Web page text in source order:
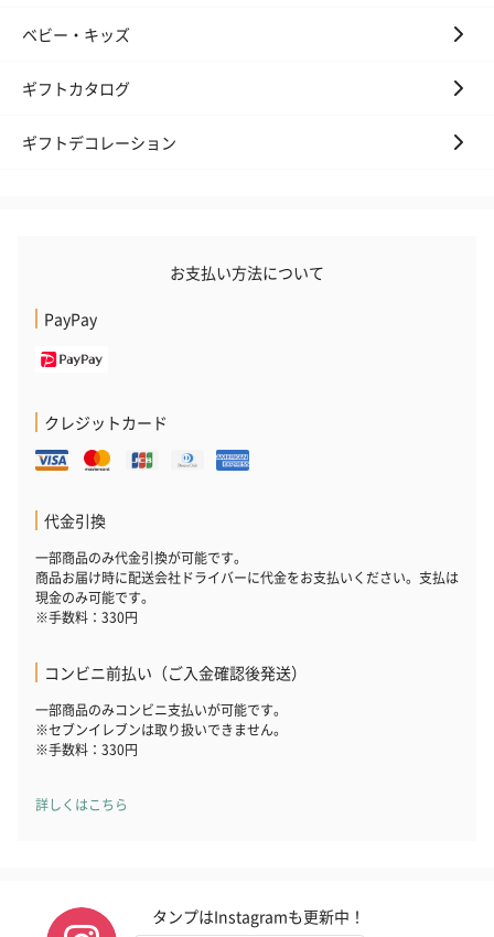
おつまみ・その他
す。
いぶりがっことチーズ
ン）（981円）
ベビー・キッズ
ギフトカタログ
ギフトデコレーション
お支払い方法について
PayPay
クレジットカード
代金引換
一部商品のみ代金引換が可能です。
商品お届け時に配送会社ドライバーに代金をお支払いください。支払は
現金のみ可能です。
※手数料：330円
コンビニ前払い（ご入金確認後発送）
一部商品のみコンビニ支払いが可能です。
※セブンイレブンは取り扱いできません。
※手数料：330円
詳しくはこちら
タンプはInstagramも更新中！